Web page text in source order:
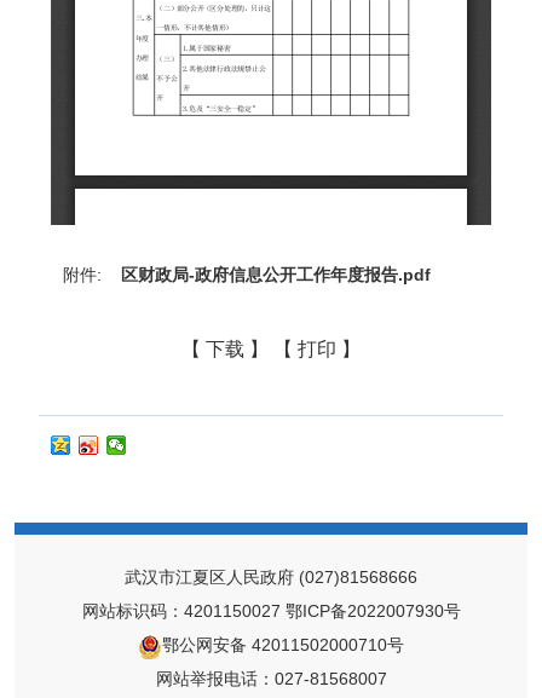
附件: 区财政局-政府信息公开工作年度报告.pdf
【 下载 】 【 打印 】
武汉市江夏区人民政府 (027)81568666
网站标识码：4201150027 鄂ICP备2022007930号
鄂公网安备 42011502000710号
网站举报电话：027-81568007